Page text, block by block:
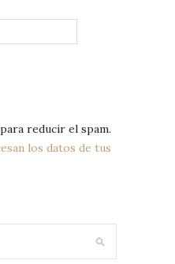
reducir el spam.
los datos de tus